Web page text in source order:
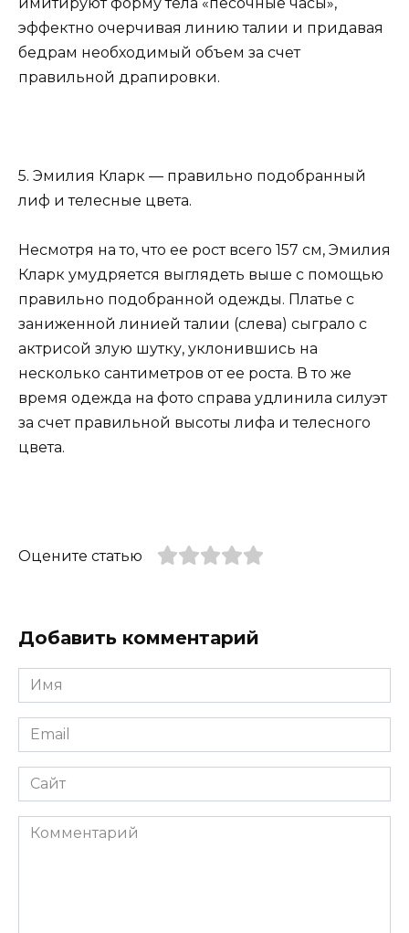
эффектно очерчивая линию талии и придавая
бедрам необходимый объем за счет
правильной драпировки.
5. Эмилия Кларк — правильно подобранный
лиф и телесные цвета.
Несмотря на то, что ее рост всего 157 см, Эмилия
Кларк умудряется выглядеть выше с помощью
правильно подобранной одежды. Платье с
заниженной линией талии (слева) сыграло с
актрисой злую шутку, уклонившись на
несколько сантиметров от ее роста. В то же
время одежда на фото справа удлинила силуэт
за счет правильной высоты лифа и телесного
цвета.
Оцените статью
Добавить комментарий
Имя
*
Email
*
Сайт
Комментарий